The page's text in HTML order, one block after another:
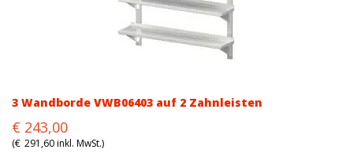
3 Wandborde VWB06403 auf 2 Zahnleisten
Original
price
€ 243,00
price
(€ 291,60inkl. MwSt.)